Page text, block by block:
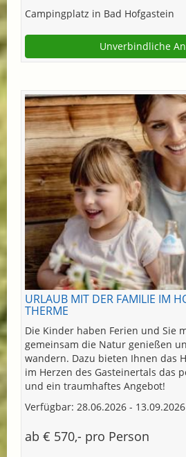
Campingplatz in Bad Hofgastein
Unverbindliche
URLAUB MIT DER FAMILIE IM
THERME
Die Kinder haben Ferien und Sie
gemeinsam die Natur genießen
wandern. Dazu bieten Ihnen das
im Herzen des Gasteinertals das
und ein traumhaftes Angebot!
Verfügbar: 28.06.2026 - 13.09.2026
ab € 570,- pro Person